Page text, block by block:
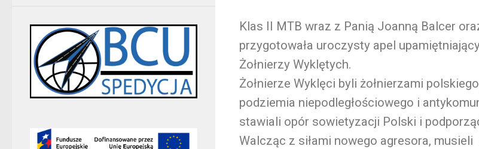
Klas II MTB wraz z Panią Joanną Balcer
przygotowała uroczysty apel
Żołnierzy Wyklętych.
Żołnierze Wyklęci byli żołnierzami
podziemia niepodległościowego i
stawiali opór sowietyzacji Polski i
Walcząc z siłami nowego agresora,